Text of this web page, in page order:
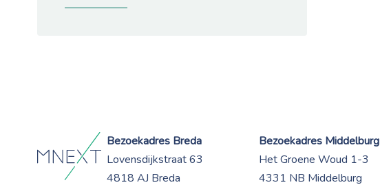
Bezoekadres Breda Bezoekadres Middelburg
Lovensdijkstraat 63
Het Groene Woud 1-3
4818 AJ Breda
4331 NB Middelburg